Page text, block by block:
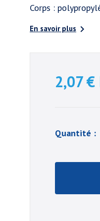
Corps :
En savoir plus 
2,07 €
Quantité :